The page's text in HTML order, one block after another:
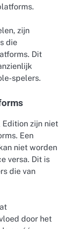
zijn
die
Dit
spelers.
zijn niet
Een
niet worden
versa. Dit is
die van
door het